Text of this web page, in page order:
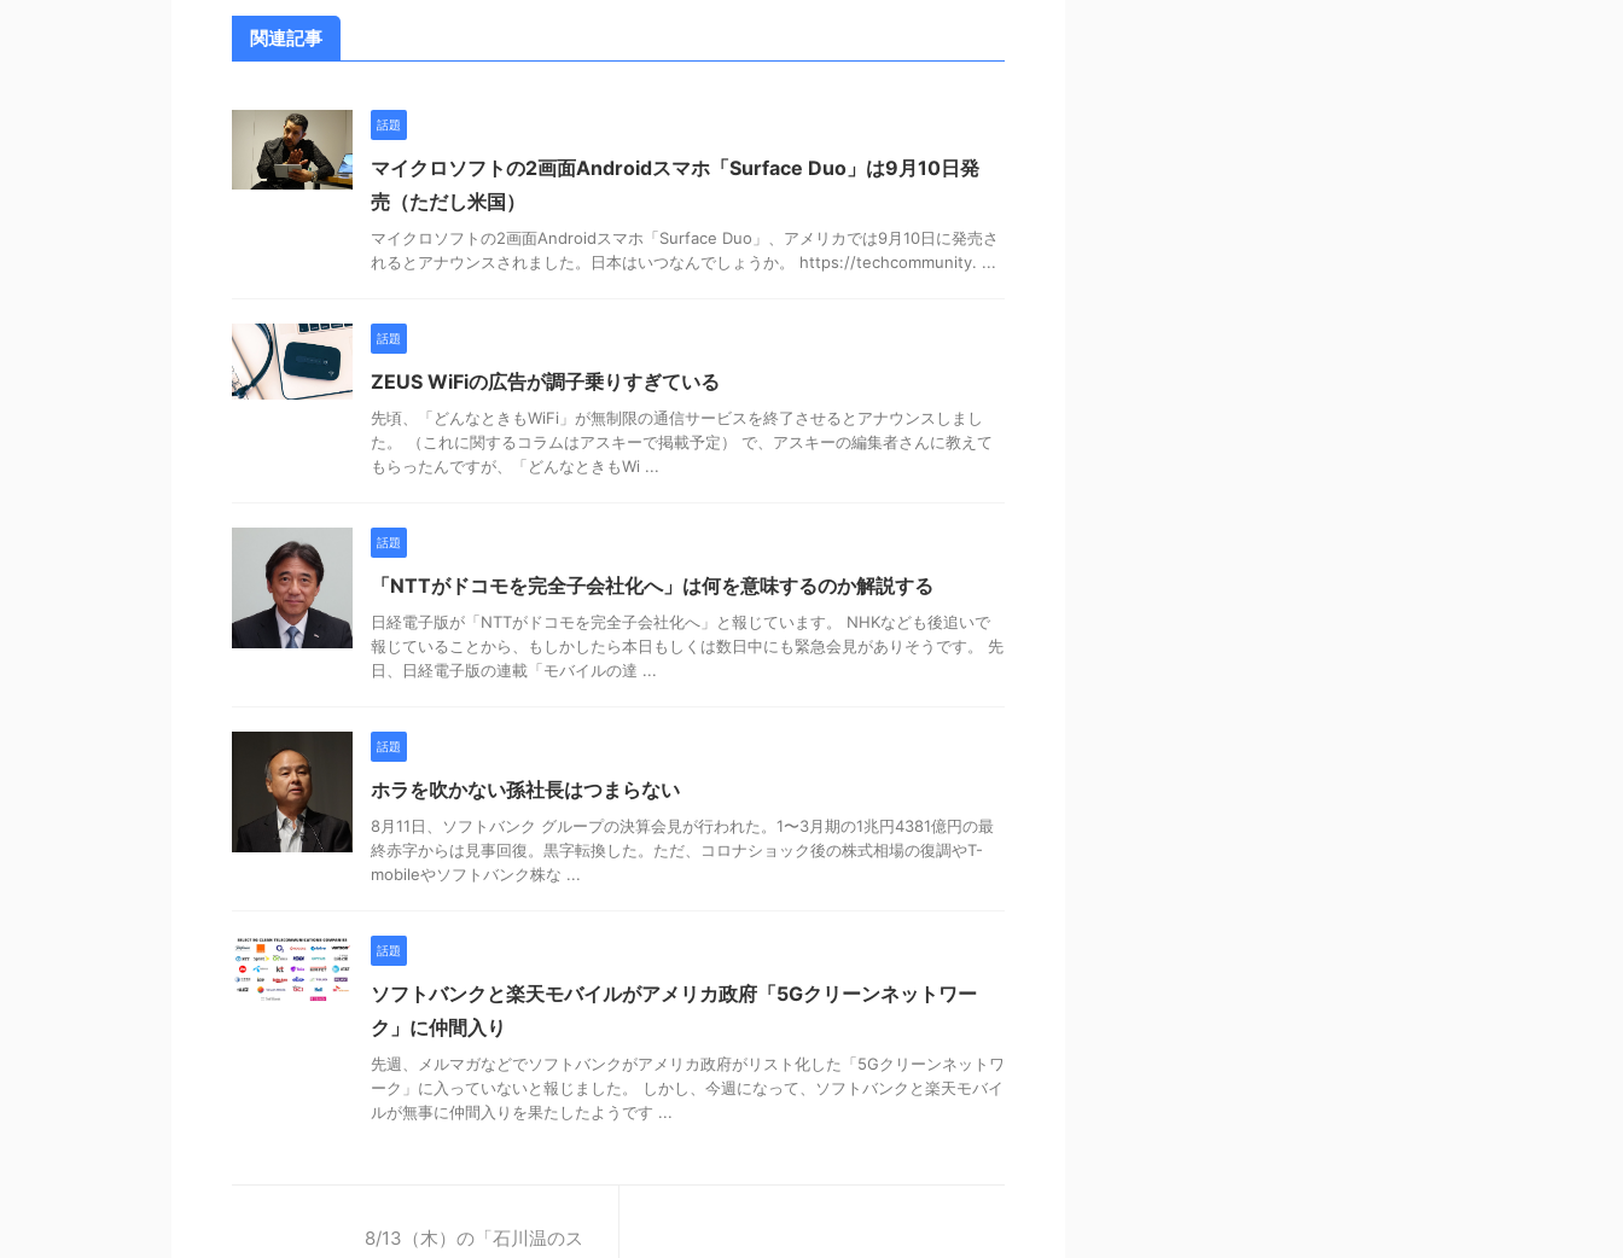
関連記事
話題
マイクロソフトの2画面Androidスマホ「Surface Duo」は9月10日発
売（ただし米国）
マイクロソフトの2画面Androidスマホ「Surface Duo」、アメリカでは9月10日に発売さ
れるとアナウンスされました。日本はいつなんでしょうか。 https://techcommunity. ...
話題
ZEUS WiFiの広告が調子乗りすぎている
先頃、「どんなときもWiFi」が無制限の通信サービスを終了させるとアナウンスしまし
た。 （これに関するコラムはアスキーで掲載予定） で、アスキーの編集者さんに教えて
もらったんですが、「どんなときもWi ...
話題
「NTTがドコモを完全子会社化へ」は何を意味するのか解説する
日経電子版が「NTTがドコモを完全子会社化へ」と報じています。 NHKなども後追いで
報じていることから、もしかしたら本日もしくは数日中にも緊急会見がありそうです。 先
日、日経電子版の連載「モバイルの達 ...
話題
ホラを吹かない孫社長はつまらない
8月11日、ソフトバンク グループの決算会見が行われた。1〜3月期の1兆円4381億円の最
終赤字からは見事回復。黒字転換した。ただ、コロナショック後の株式相場の復調やT-
mobileやソフトバンク株な ...
話題
ソフトバンクと楽天モバイルがアメリカ政府「5Gクリーンネットワー
ク」に仲間入り
先週、メルマガなどでソフトバンクがアメリカ政府がリスト化した「5Gクリーンネットワ
ーク」に入っていないと報じました。 しかし、今週になって、ソフトバンクと楽天モバイ
ルが無事に仲間入りを果たしたようです ...
8/13（木）の「石川温のス